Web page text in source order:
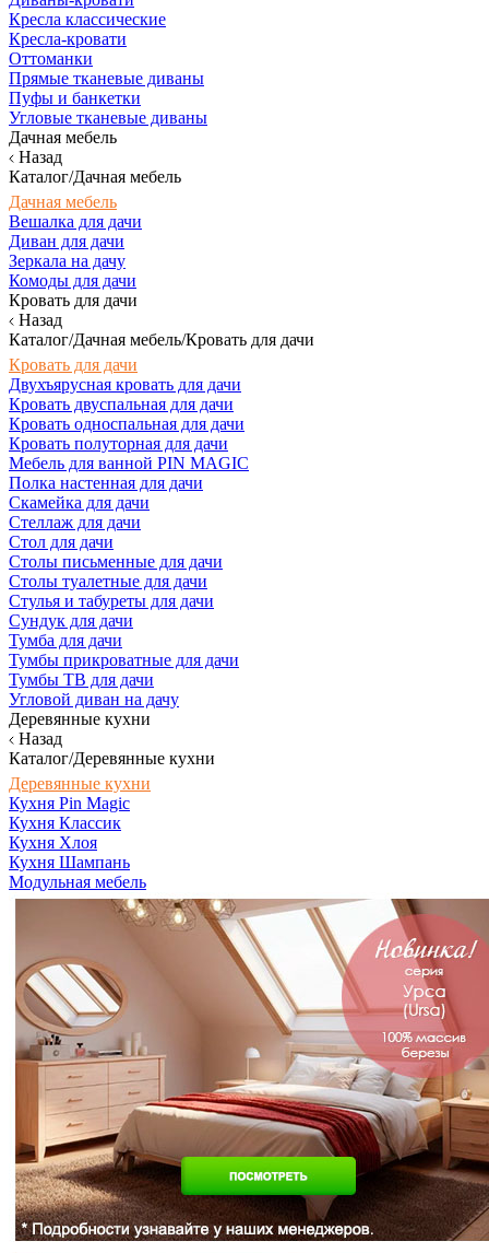
Кресла классические
Кресла-кровати
Оттоманки
Прямые тканевые диваны
Пуфы и банкетки
Угловые тканевые диваны
Дачная мебель
Назад
Каталог/Дачная мебель
Дачная мебель
Вешалка для дачи
Диван для дачи
Зеркала на дачу
Комоды для дачи
Кровать для дачи
Назад
Каталог/Дачная мебель/Кровать для дачи
Кровать для дачи
Двухъярусная кровать для дачи
Кровать двуспальная для дачи
Кровать односпальная для дачи
Кровать полуторная для дачи
Мебель для ванной PIN MAGIC
Полка настенная для дачи
Скамейка для дачи
Стеллаж для дачи
Стол для дачи
Столы письменные для дачи
Столы туалетные для дачи
Стулья и табуреты для дачи
Сундук для дачи
Тумба для дачи
Тумбы прикроватные для дачи
Тумбы ТВ для дачи
Угловой диван на дачу
Деревянные кухни
Назад
Каталог/Деревянные кухни
Деревянные кухни
Кухня Pin Magic
Кухня Классик
Кухня Хлоя
Кухня Шампань
Модульная мебель